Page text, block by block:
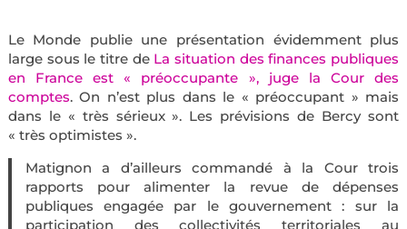
Le Monde publie une présentation évidemment plus
large sous le titre de La situation des finances publiques
en France est « préoccupante », juge la Cour des
comptes. On n’est plus dans le « préoccupant » mais
dans le « très sérieux ». Les prévisions de Bercy sont
« très optimistes ».
Matignon a d’ailleurs commandé à la Cour trois
rapports pour alimenter la revue de dépenses
publiques engagée par le gouvernement : sur la
participation des collectivités territoriales au